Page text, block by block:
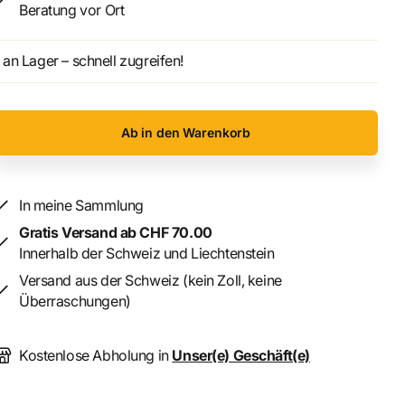
Beratung vor Ort
an Lager – schnell zugreifen!
Ab in den Warenkorb
In meine Sammlung
Gratis Versand ab CHF 70.00
Innerhalb der Schweiz und Liechtenstein
Versand aus der Schweiz (kein Zoll, keine
Überraschungen)
Kostenlose Abholung in Unser(e) Geschäft(e)